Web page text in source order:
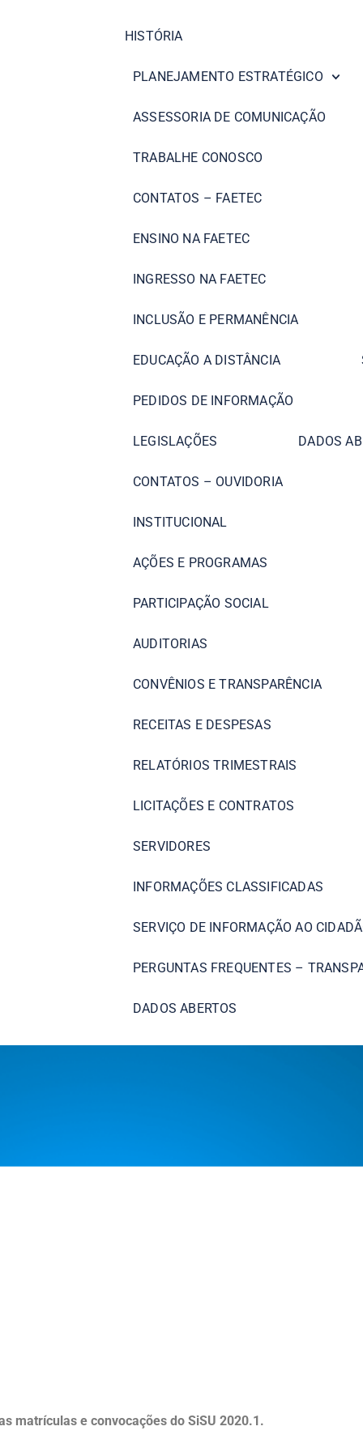
HISTÓRIA
PLANEJAMENTO ESTRATÉGICO
ASSESSORIA DE COMUNICAÇÃO
TRABALHE CONOSCO
CONTATOS – FAETEC
ENSINO NA FAETEC
INGRESSO NA FAETEC
INCLUSÃO E PERMANÊNCIA
EDUCAÇÃO A DISTÂNCIA
PEDIDOS DE INFORMAÇÃO
LEGISLAÇÕES DADOS
CONTATOS – OUVIDORIA
INSTITUCIONAL
AÇÕES E PROGRAMAS
PARTICIPAÇÃO SOCIAL
AUDITORIAS
CONVÊNIOS E TRANSPARÊNCIA
RECEITAS E DESPESAS
RELATÓRIOS TRIMESTRAIS
LICITAÇÕES E CONTRATOS
SERVIDORES
INFORMAÇÕES CLASSIFICADAS
SERVIÇO DE INFORMAÇÃO AO
PERGUNTAS FREQUENTES –
DADOS ABERTOS
matrículas e convocações do SiSU 2020.1.